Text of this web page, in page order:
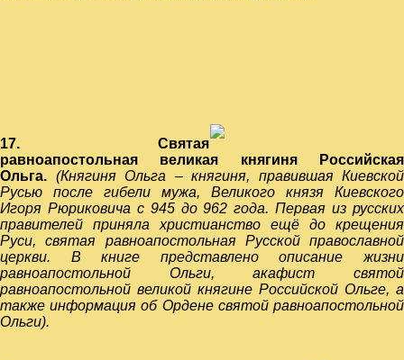
17. Святая
равноапостольная великая княгиня Российская
Ольга. (Княгиня Ольга – княгиня, правившая Киевской
Русью после гибели мужа, Великого князя Киевского
Игоря Рюриковича с 945 до 962 года. Первая из русских
правителей приняла христианство ещё до крещения
Руси, святая равноапостольная Русской православной
церкви. В книге представлено описание жизни
равноапостольной Ольги, акафист святой
равноапостольной великой княгине Российской Ольге, а
также информация об Ордене святой равноапостольной
Ольги).